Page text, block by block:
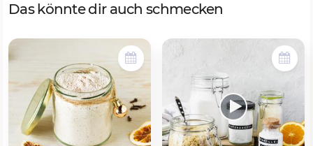
Das könnte dir auch schmecken